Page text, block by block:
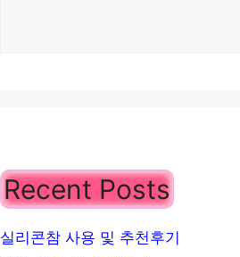
Recent Posts
실리콘참 사용 및 추천후기